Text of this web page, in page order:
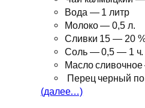
Вода — 1 литр
Молоко — 0,5 л.
Сливки 15 — 20
Соль — 0,5 — 1 ч.
Масло
Перец черный по
(далее…)